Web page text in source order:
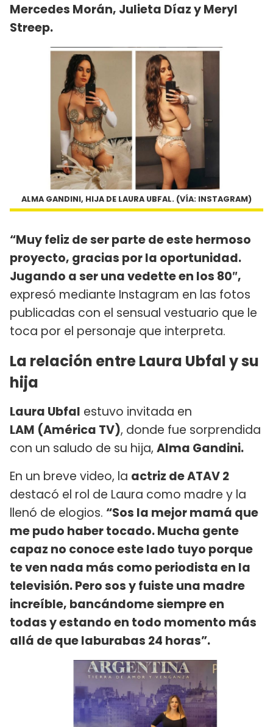
Mercedes Morán, Julieta Díaz y Meryl
Streep.
ALMA GANDINI, HIJA DE LAURA UBFAL. (VÍA: INSTAGRAM)
“Muy feliz de ser parte de este hermoso
proyecto, gracias por la oportunidad.
Jugando a ser una vedette en los 80″,
expresó mediante Instagram en las fotos
publicadas con el sensual vestuario que le
toca por el personaje que interpreta.
La relación entre Laura Ubfal y su
hija
Laura Ubfal estuvo invitada en
LAM (América TV), donde fue sorprendida
con un saludo de su hija, Alma Gandini.
En un breve video, la actriz de ATAV 2
destacó el rol de Laura como madre y la
llenó de elogios. “Sos la mejor mamá que
me pudo haber tocado. Mucha gente
capaz no conoce este lado tuyo porque
te ven nada más como periodista en la
televisión. Pero sos y fuiste una madre
increíble, bancándome siempre en
todas y estando en todo momento más
allá de que laburabas 24 horas”.